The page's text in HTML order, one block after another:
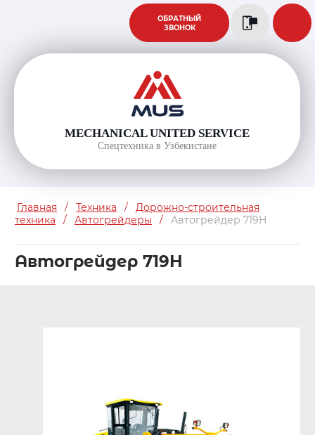
ОБРАТНЫЙ
ЗВОНОК
MECHANICAL UNITED SERVICE
Спецтехника в Узбекистане
Главная / Техника /
Дорожно-строительная
техника
/ Автогрейдеры / Автогрейдер 719H
Автогрейдер 719H